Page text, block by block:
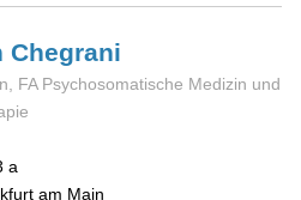
Chegrani
FA Psychosomatische Medizin und
a
am Main